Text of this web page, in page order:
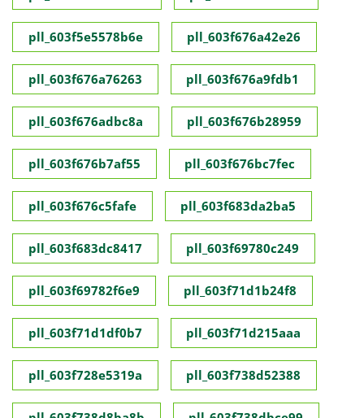
pll_603f5e5578b6e pll_603f676a42e26
pll_603f676a76263 pll_603f676a9fdb1
pll_603f676adbc8a pll_603f676b28959
pll_603f676b7af55 pll_603f676bc7fec
pll_603f676c5fafe pll_603f683da2ba5
pll_603f683dc8417 pll_603f69780c249
pll_603f69782f6e9 pll_603f71d1b24f8
pll_603f71d1df0b7 pll_603f71d215aaa
pll_603f728e5319a pll_603f738d52388